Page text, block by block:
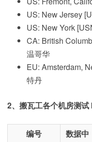
US: New Jersey
US: New York
CA: British
温哥华
EU: Amsterdam,
特丹
2、搬瓦工各个机房测试
编号
数据中